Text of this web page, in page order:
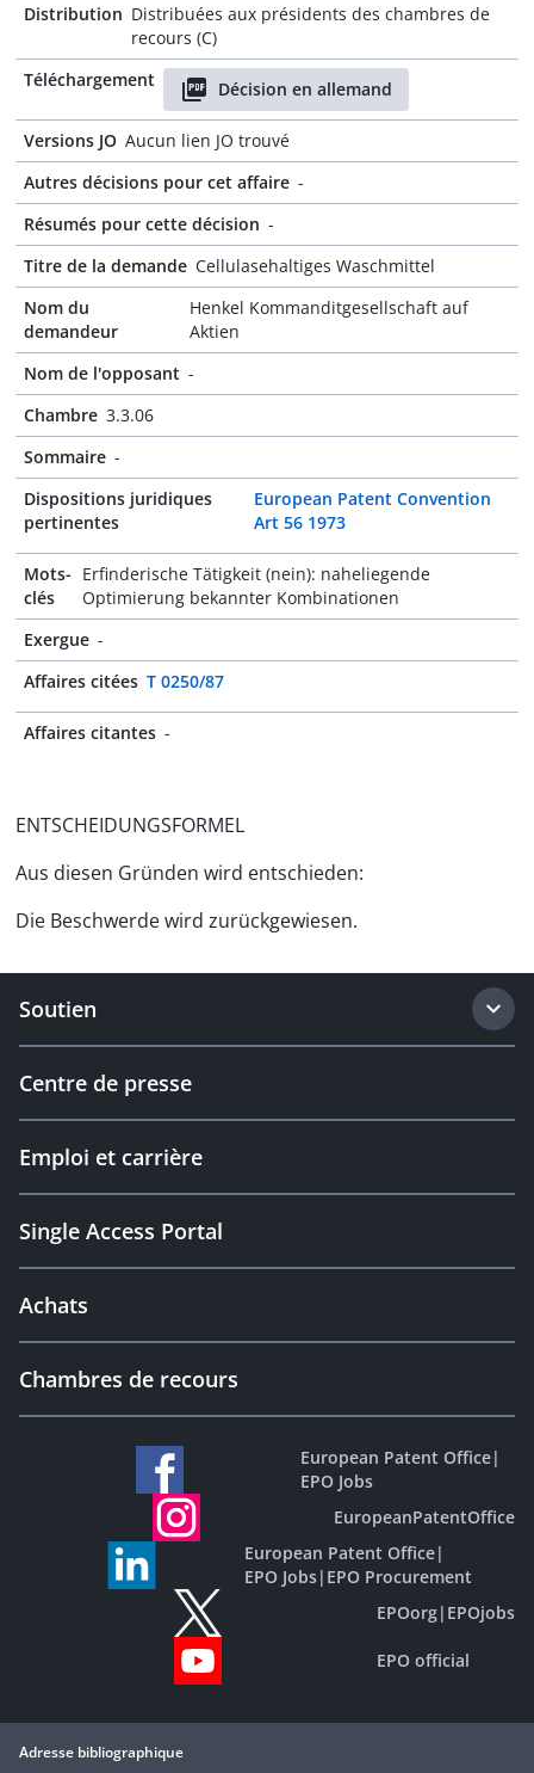
Distribution Distribuées aux présidents des chambres de
recours (C)
Téléchargement
Décision en allemand
Versions JO Aucun lien JO trouvé
Autres décisions pour cet affaire -
Résumés pour cette décision -
Titre de la demande Cellulasehaltiges Waschmittel
Nom du
demandeur
Henkel Kommanditgesellschaft auf
Aktien
Nom de l'opposant -
Chambre 3.3.06
Sommaire -
Dispositions juridiques
pertinentes
European Patent Convention
Art 56 1973
Mots-
clés
Erfinderische Tätigkeit (nein): naheliegende
Optimierung bekannter Kombinationen
Exergue -
Affaires citées T 0250/87
Affaires citantes -
ENTSCHEIDUNGSFORMEL
Aus diesen Gründen wird entschieden:
Die Beschwerde wird zurückgewiesen.
Soutien
Centre de presse
Emploi et carrière
Single Access Portal
Achats
Chambres de recours
European Patent Office|
EPO Jobs
EuropeanPatentOffice
European Patent Office|
EPO Jobs| EPO Procurement
EPOorg| EPOjobs
EPO official
Adresse bibliographique